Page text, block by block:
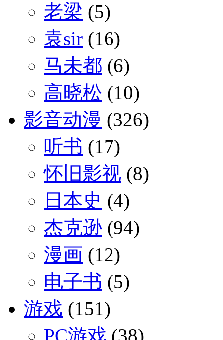
老梁 (5)
袁sir (16)
马未都 (6)
高晓松 (10)
影音动漫 (326)
听书 (17)
怀旧影视 (8)
日本史 (4)
杰克逊 (94)
漫画 (12)
电子书 (5)
游戏 (151)
PC游戏 (38)